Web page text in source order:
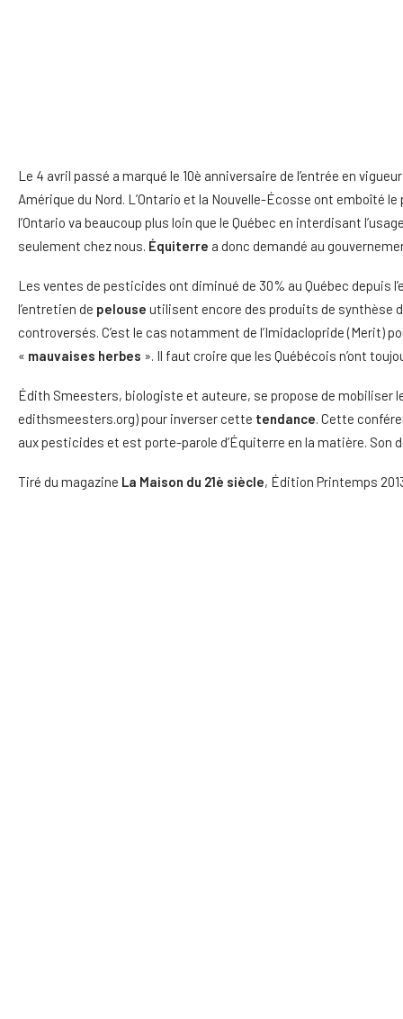
Le 4 avril passé a marqué le 10è anniversaire de l’entrée en
Amérique du Nord. L’Ontario et la Nouvelle-Écosse ont emboîté
l’Ontario va beaucoup plus loin que le Québec en interdisant
seulement chez nous. Équiterre a donc demandé au
Les ventes de pesticides ont diminué de 30% au Québec depuis
l’entretien de pelouse utilisent encore des produits de synthèse
controversés. C’est le cas notamment de l’Imidaclopride (Merit)
« mauvaises herbes ». Il faut croire que les Québécois n’ont
Édith Smeesters, biologiste et auteure, se propose de mobiliser
edithsmeesters.org) pour inverser cette tendance. Cette
aux pesticides et est porte-parole d’Équiterre en la matière. Son
Tiré du magazine La Maison du 21è siècle, Édition Printemps